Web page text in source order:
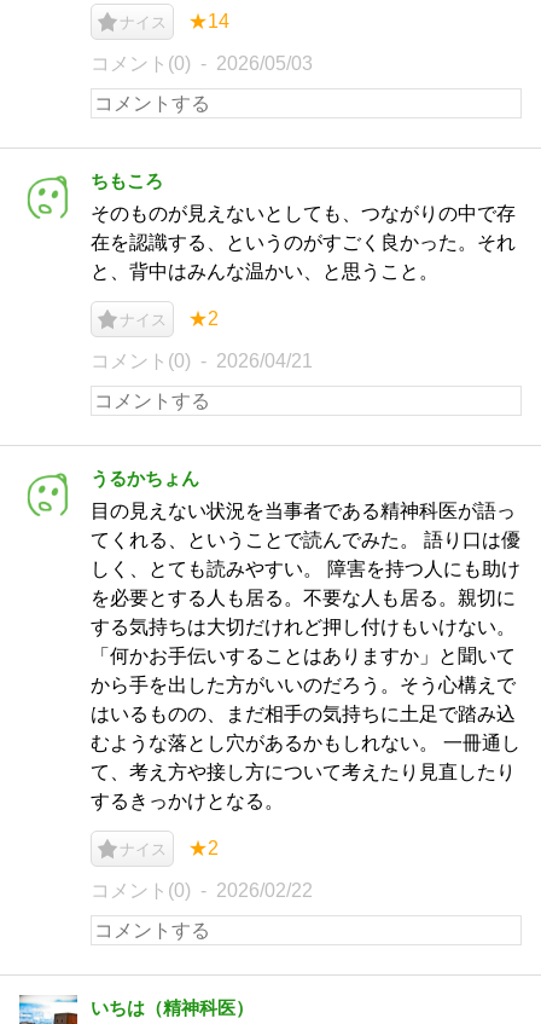
ナイス ★14
コメント(0) 2026/05/03
ちもころ
そのものが見えないとしても、つながりの中で存
在を認識する、というのがすごく良かった。それ
と、背中はみんな温かい、と思うこと。
ナイス ★2
コメント(0) 2026/04/21
うるかちょん
目の見えない状況を当事者である精神科医が語っ
てくれる、ということで読んでみた。 語り口は優
しく、とても読みやすい。 障害を持つ人にも助け
を必要とする人も居る。不要な人も居る。親切に
する気持ちは大切だけれど押し付けもいけない。
「何かお手伝いすることはありますか」と聞いて
から手を出した方がいいのだろう。そう心構えで
はいるものの、まだ相手の気持ちに土足で踏み込
むような落とし穴があるかもしれない。 一冊通し
て、考え方や接し方について考えたり見直したり
するきっかけとなる。
ナイス ★2
コメント(0) 2026/02/22
いちは（精神科医）